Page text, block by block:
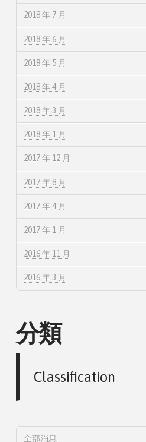
2018 年 7 月
2018 年 6 月
2018 年 5 月
2018 年 4 月
2018 年 3 月
2018 年 1 月
2017 年 12 月
2017 年 8 月
2017 年 4 月
2017 年 1 月
2016 年 11 月
2016 年 3 月
分類
Classification
全部消息